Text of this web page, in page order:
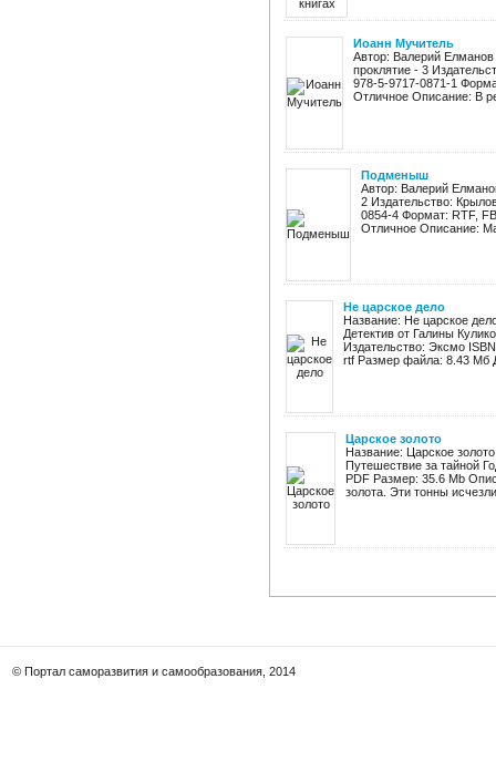
Иоанн Мучитель
Автор: Валерий
проклятие - 3
978-5-9717-0871-1
Отличное Описание: В
Подменыш
Автор: Валерий
2 Издательство:
0854-4 Формат: RTF,
Отличное Описание:
Не царское дело
Название: Не царское
Детектив от Галины
Издательство: Эксмо
rtf Размер файла: 8.43 Мб
Царское золото
Название: Царское
Путешествие за тайной
PDF Размер: 35.6 Mb
золота. Эти тонны
© Портал саморазвития и самообразования, 2014